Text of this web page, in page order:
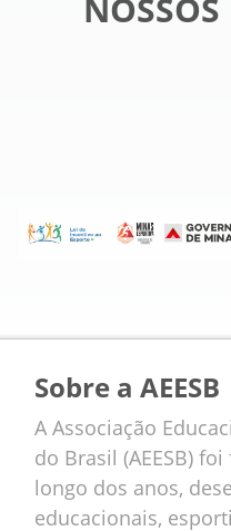
Sobre a AEESB
A Associação
do Brasil (AEESB)
longo dos anos,
educacionais,